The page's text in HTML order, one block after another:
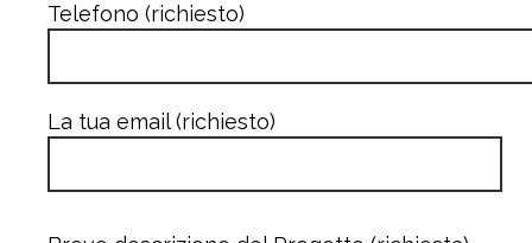
Telefono (richiesto)
La tua email (richiesto)